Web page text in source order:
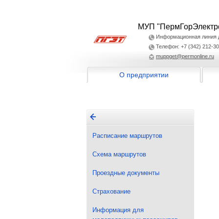
МУП
Информационная линия
Телефон: +7 (342) 212-
muppget@permonline.ru
О предприятии
Расписание маршрутов
Схема маршрутов
Проездные документы
Страхование
Информация для